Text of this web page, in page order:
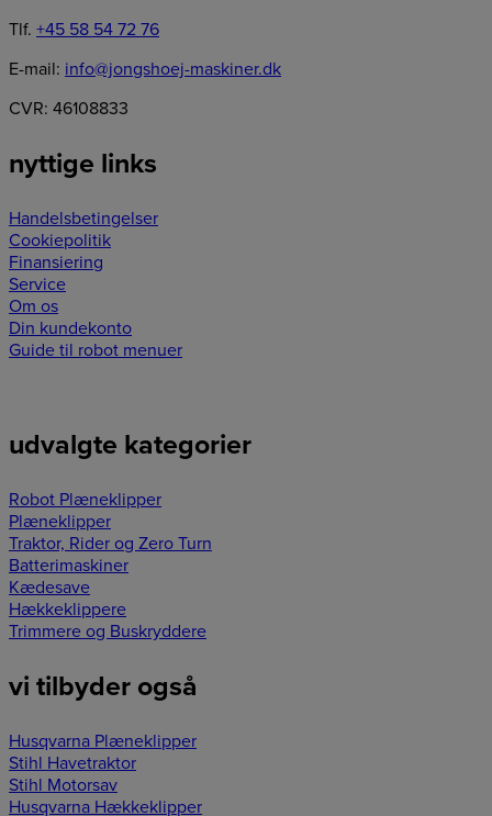
Tlf. +45 58 54 72 76
E-mail: info@jongshoej-maskiner.dk
CVR: 46108833
nyttige links
Handelsbetingelser
Cookiepolitik
Finansiering
Service
Om os
Din kundekonto
Guide til robot menuer
udvalgte kategorier
Robot Plæneklipper
Plæneklipper
Traktor, Rider og Zero Turn
Batterimaskiner
Kædesave
Hækkeklippere
Trimmere og Buskryddere
vi tilbyder også
Husqvarna Plæneklipper
Stihl Havetraktor
Stihl Motorsav
Husqvarna Hækkeklipper